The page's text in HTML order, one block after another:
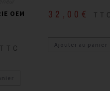
OEM
TTC
32,00 €
Ajouter au panier